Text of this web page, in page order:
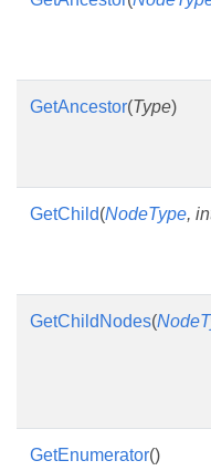
GetAncestor(Type)
GetChild(NodeType,
GetChildNodes(
GetEnumerator()